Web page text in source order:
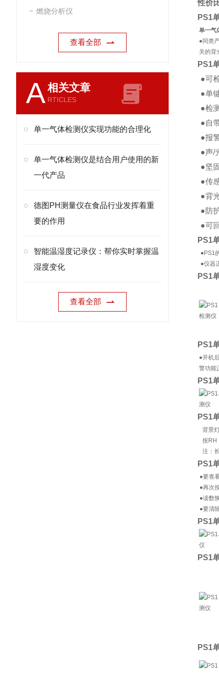
燃烧分析仪
查看全部
A相关文章
RTICLES
单一气体检测仪实现功能的合理化
单一气体检测仪是结合用户使用的新
一代产品
德图PH测量仪在食品行业发挥着重
要的作用
智能温湿度记录仪：帮你实时掌握温
湿度变化
查看全部
性价
PS1
单一气
●同类
关的背
PS1
●可
●单
●检
●自
●报
●声/
●坚
●传
●背
●防
●可
PS1
●PS1
●仪器
PS1
PS1
●开机
警功能
PS1
PS1
背景
按
注：
PS1
●要查
●再次
●读数
●要清
PS1
PS1
PS1